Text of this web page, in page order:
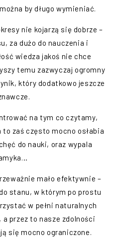
by długo wymieniać.
nie kojarzą się dobrze –
za dużo do nauczenia i
wiedza jakoś nie chce
temu zazwyczaj ogromny
który dodatkowo jeszcze
na tym co czytamy,
zaś często mocno osłabia
do nauki, oraz wypala
mało efektywnie –
stanu, w którym po prostu
w pełni naturalnych
przez to nasze zdolności
się mocno ograniczone.